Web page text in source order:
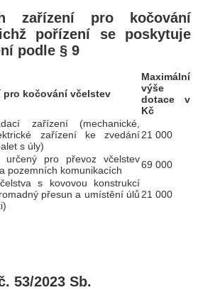
zařízení pro kočování
pořízení se poskytuje
podle § 9
pro kočování včelstev
Maximální
výše
dotace v
Kč
zařízení (mechanické,
zařízení ke zvedání
s úly)
21 000
určený pro převoz včelstev
pozemních komunikacích
69 000
s kovovou konstrukcí
přesun a umístění úlů21 000
53/2023 Sb.